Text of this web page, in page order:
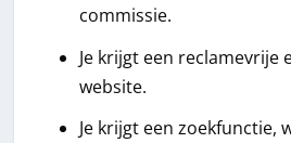
commissie.
Je krijgt een reclamevrije
website.
Je krijgt een zoekfunctie,